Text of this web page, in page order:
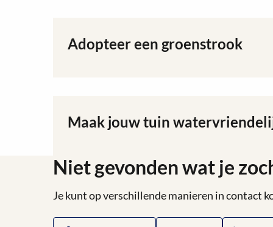
boomtuin
aan
Adopteer een groenstrook
Lees
groenstrook
Maak jouw tuin
Lees
Maak
tuin
Niet gevonden wat je
Je kunt op verschillende manieren in contact